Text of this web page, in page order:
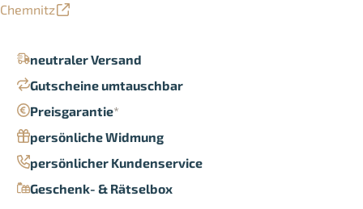
neutraler Versand
Gutscheine umtauschbar
Preisgarantie*
persönliche Widmung
persönlicher Kundenservice
Geschenk- & Rätselbox
Chemnitz